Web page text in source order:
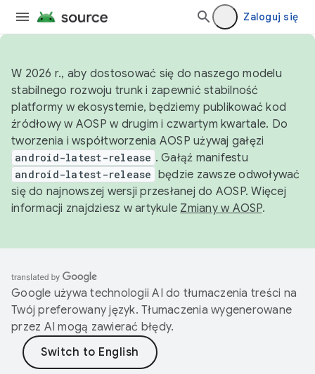
Zaloguj się
W 2026 r., aby dostosować się do naszego modelu
stabilnego rozwoju trunk i zapewnić stabilność
platformy w ekosystemie, będziemy publikować kod
źródłowy w AOSP w drugim i czwartym kwartale. Do
tworzenia i współtworzenia AOSP używaj gałęzi
android-latest-release . Gałąź manifestu
android-latest-release będzie zawsze odwoływać
się do najnowszej wersji przesłanej do AOSP. Więcej
informacji znajdziesz w artykule Zmiany w AOSP.
Google używa technologii AI do tłumaczenia treści na
Twój preferowany język. Tłumaczenia wygenerowane
przez AI mogą zawierać błędy.